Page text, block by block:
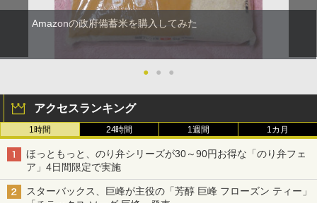
Amazonの政府備蓄米を購入してみた
● ● ●
アクセスランキング
1時間 24時間 1週間 1カ月
ほっともっと、のり弁シリーズが30～90円お得な「のり弁フェ
ア」4日間限定で実施
スターバックス、巨峰が主役の「芳醇 巨峰 フローズン ティー」